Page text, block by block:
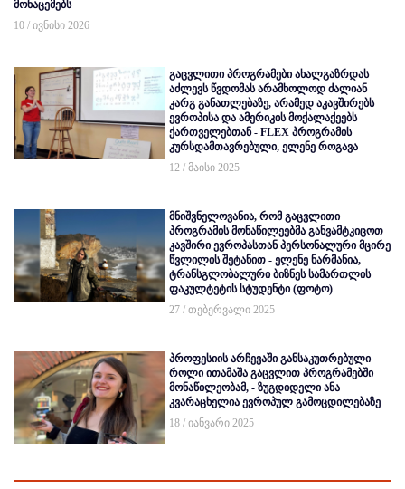
მონაცემებს
10 / ივნისი 2026
გაცვლითი პროგრამები ახალგაზრდას
აძლევს წვდომას არამხოლოდ ძალიან
კარგ განათლებაზე, არამედ აკავშირებს
ევროპისა და ამერიკის მოქალაქეებს
ქართველებთან - FLEX პროგრამის
კურსდამთავრებული, ელენე როგავა
12 / მაისი 2025
მნიშვნელოვანია, რომ გაცვლითი
პროგრამის მონაწილეებმა განვამტკიცოთ
კავშირი ევროპასთან პერსონალური მცირე
წვლილის შეტანით - ელენე ნარმანია,
ტრანსგლობალური ბიზნეს სამართლის
ფაკულტეტის სტუდენტი (ფოტო)
27 / თებერვალი 2025
პროფესიის არჩევაში განსაკუთრებული
როლი ითამაშა გაცვლით პროგრამებში
მონაწილეობამ, - ზუგდიდელი ანა
კვარაცხელია ევროპულ გამოცდილებაზე
18 / იანვარი 2025